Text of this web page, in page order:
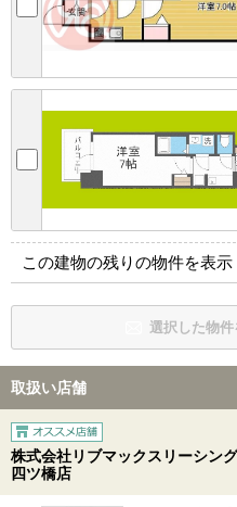
この建物の残りの物件を表示
選択した物
取扱い店舗
株式会社リブマックスリーシング
四ツ橋店